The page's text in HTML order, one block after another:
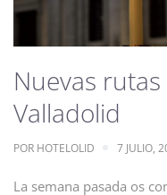
Nuevas
Valladolid
POR HOTELOLID 7 JULIO,
La semana pasada os